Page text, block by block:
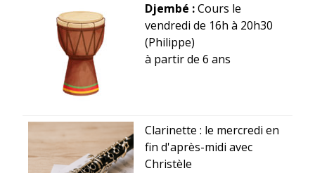
Djembé :Cours le
vendredi de 16h à 20h30
(Philippe)
à partir de 6 ans
Clarinette : le mercredi en
fin d'après-midi avec
Christèle